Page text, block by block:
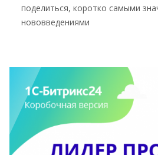
поделиться, коротко самыми
нововведениями